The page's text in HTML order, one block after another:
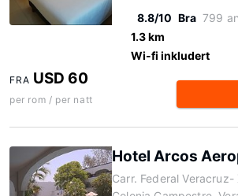
8.8/10 Bra 799
1.3 km
Wi-fi inkludert
FRA USD 60
per rom / per natt
Hotel Arcos
Carr. Federal Veracruz-